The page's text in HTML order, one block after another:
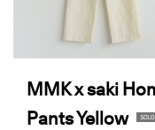
MMK x saki
Pants Yellow